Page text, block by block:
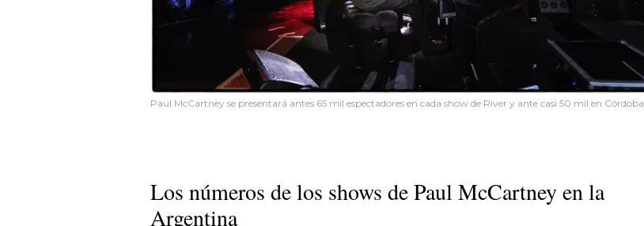
Paul McCartney se presentará antes 65 mil espectadores en cada show de River y ante casi 50 mil en Córdoba
Los números de los shows de Paul McCartney en la
Argentina